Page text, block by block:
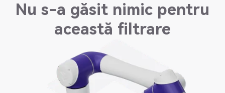
Nu s-a găsit nimic pentru
această filtrare